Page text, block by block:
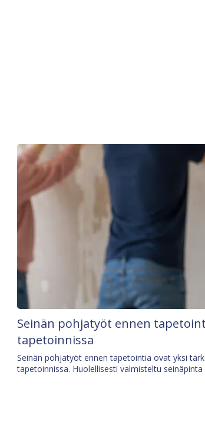
Seinän pohjatyöt ennen
tapetoinnissa
Seinän pohjatyöt ennen tapetointia ovat yksi
tapetoinnissa. Huolellisesti valmisteltu